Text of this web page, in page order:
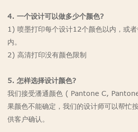
4. 一个设计可以做多少个颜色?
1) 喷墨打印每个设计12个颜色以内，或
内。
2) 高清打印没有颜色限制
5. 怎样选择设计颜色?
我们接受潘通颜色 ( Pantone C,
果颜色不能确定，我们的设计师可以帮忙
供客户确认。